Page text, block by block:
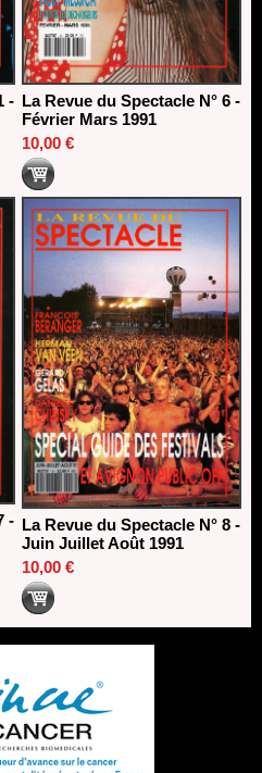
- La Revue du Spectacle N° 6 -
Février Mars 1991
10,00 €
- La Revue du Spectacle N° 8 -
Juin Juillet Août 1991
10,00 €